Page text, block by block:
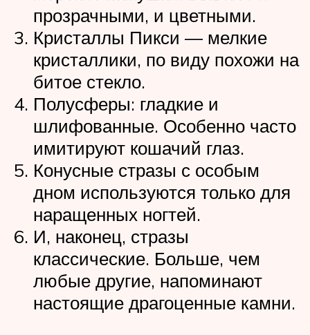
прозрачными, и цветными.
Кристаллы Пикси — мелкие
кристаллики, по виду похожи на
битое стекло.
Полусферы: гладкие и
шлифованные. Особенно часто
имитируют кошачий глаз.
Конусные стразы с особым
дном используются только для
наращенных ногтей.
И, наконец, стразы
классические. Больше, чем
любые другие, напоминают
настоящие драгоценные камни.